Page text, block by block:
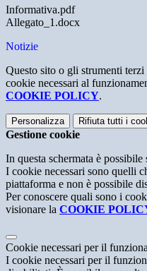
Informativa.pdf
Allegato_1.docx
Notizie
Questo sito o gli strumenti
cookie necessari al
COOKIE POLICY.
Personalizza Rifiuta tutti i
Gestione cookie
In questa schermata è
I cookie necessari sono quelli
piattaforma e non è possibile
Per conoscere quali sono i
visionare la COOKIE
Cookie necessari per il
I cookie necessari per il